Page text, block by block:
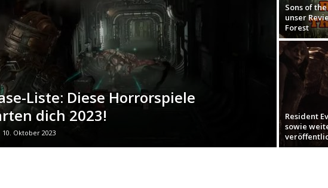
Liste: Diese Horrorspiele
dich 2023!
10. Oktober 2023
Sons of
unser
Forest
Resident
sowie